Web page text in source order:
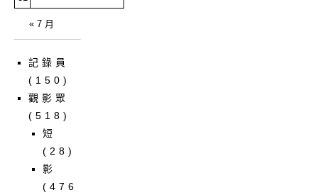
« 7 月
記錄員
(150)
觀影眾
(518)
短
(28)
影
(476